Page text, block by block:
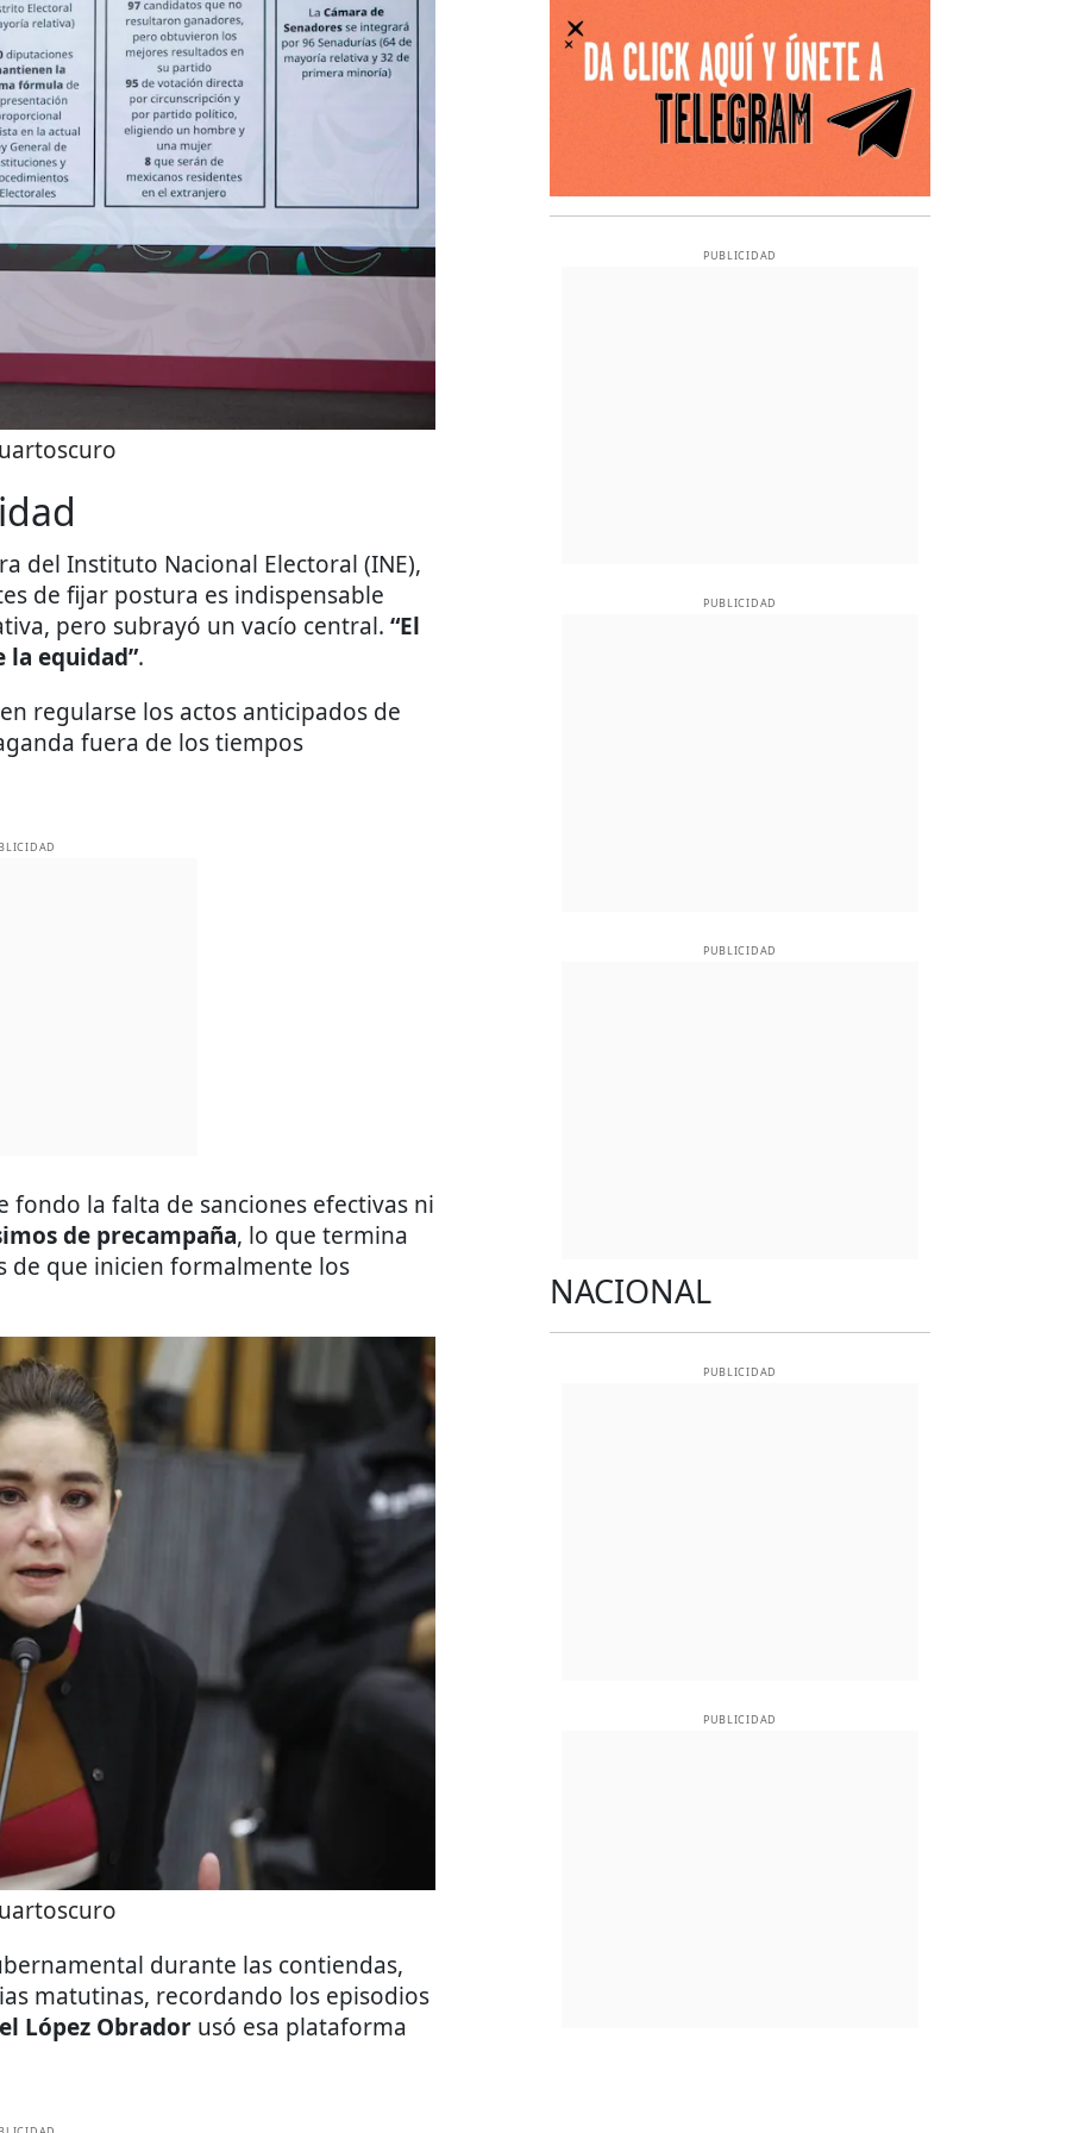
del Instituto Nacional Electoral (INE),
de fijar postura es indispensable
pero subrayó un vacío central. “El
la equidad”.
regularse los actos anticipados de
fuera de los tiempos
la falta de sanciones efectivas ni
de precampaña, lo que termina
de que inicien formalmente los
durante las contiendas,
matutinas, recordando los episodios
López Obrador usó esa plataforma
PUBLICIDAD
PUBLICIDAD
PUBLICIDAD
NACIONAL
PUBLICIDAD
PUBLICIDAD